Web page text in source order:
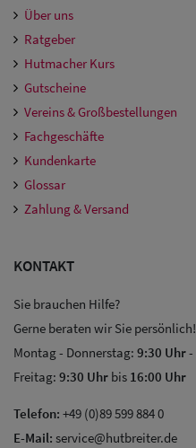
Über uns
Ratgeber
Hutmacher Kurs
Gutscheine
Vereins & Großbestellungen
Fachgeschäfte
Kundenkarte
Glossar
Zahlung & Versand
KONTAKT
Sie brauchen Hilfe?
Gerne beraten wir Sie persönlich!
Montag - Donnerstag: 9:30 Uhr-
Freitag: 9:30 Uhr bis 16:00 Uhr
Telefon: +49 (0)89 599 884 0
E-Mail: service@hutbreiter.de